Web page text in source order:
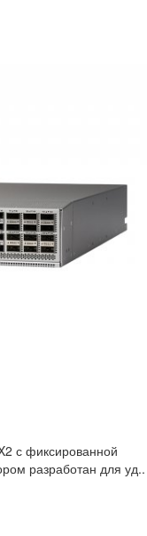
с фиксированной
разработан для уд..